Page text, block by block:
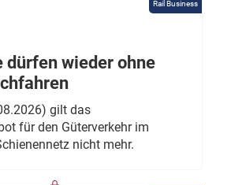
Rail Business
dürfen wieder ohne
gilt das
für den Güterverkehr im
nicht mehr.